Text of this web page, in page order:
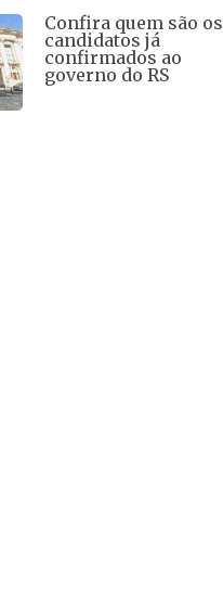
Confira quem são os
candidatos já
confirmados ao
governo do RS